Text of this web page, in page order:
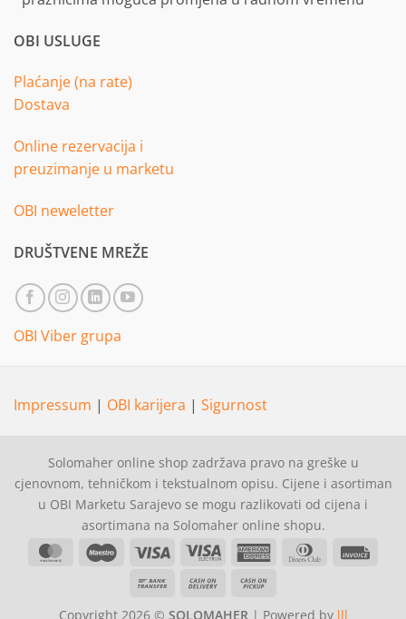
OBI USLUGE
Plaćanje (na rate)
Dostava
Online rezervacija i
preuzimanje u marketu
OBI neweletter
DRUŠTVENE MREŽE
OBI Viber grupa
Impressum | OBI karijera | Sigurnost
Solomaher online shop zadržava pravo na greške u
cjenovnom, tehničkom i tekstualnom opisu. Cijene i asortiman
u OBI Marketu Sarajevo se mogu razlikovati od cijena i
asortimana na Solomaher online shopu.
MasterCardMaestro Visa
Visa
American Dinners
Bank
Cash
Copyright 2026 © SOLOMAHER | Powered by lll